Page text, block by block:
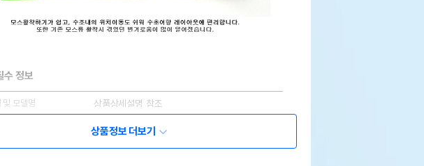
수 정보
및 모델명 상품상세설명 참조
상품정보 더보기